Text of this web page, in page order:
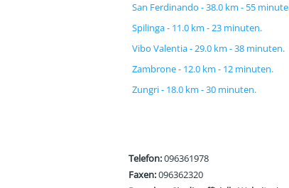
San Ferdinando - 38.0 km - 55
Spilinga - 11.0 km - 23 minuten.
Vibo Valentia - 29.0 km - 38 minuten.
Zambrone - 12.0 km - 12 minuten.
Zungri - 18.0 km - 30 minuten.
Telefon:096361978
Faxen:096362320